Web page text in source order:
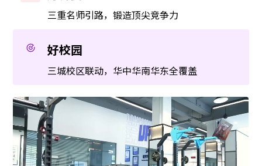
三重名师引路，锻造顶尖竞争力
好校园
三城校区联动，华中华南华东全覆盖